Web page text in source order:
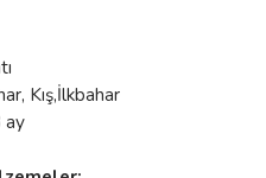
Kış,İlkbahar
ay